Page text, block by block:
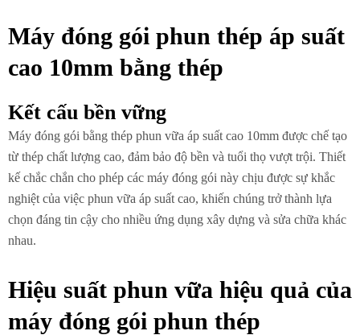
Máy đóng gói phun thép áp suất
cao 10mm bằng thép
Kết cấu bền vững
Máy đóng gói bằng thép phun vữa áp suất cao 10mm được chế tạo
từ thép chất lượng cao, đảm bảo độ bền và tuổi thọ vượt trội. Thiết
kế chắc chắn cho phép các máy đóng gói này chịu được sự khắc
nghiệt của việc phun vữa áp suất cao, khiến chúng trở thành lựa
chọn đáng tin cậy cho nhiều ứng dụng xây dựng và sửa chữa khác
nhau.
Hiệu suất phun vữa hiệu quả của
máy đóng gói phun thép